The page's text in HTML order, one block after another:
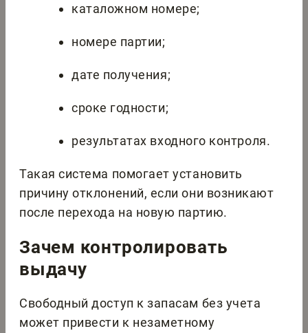
каталожном номере;
номере партии;
дате получения;
сроке годности;
результатах входного контроля.
Такая система помогает установить
причину отклонений, если они возникают
после перехода на новую партию.
Зачем контролировать
выдачу
Свободный доступ к запасам без учета
может привести к незаметному